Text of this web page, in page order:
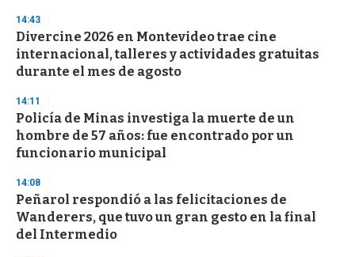
s
e
c
o
n
14:43
Divercine 2026 en Montevideo trae cine
internacional, talleres y actividades gratuitas
durante el mes de agosto
14:11
Policía de Minas investiga la muerte de un
hombre de 57 años: fue encontrado por un
funcionario municipal
14:08
Peñarol respondió a las felicitaciones de
Wanderers, que tuvo un gran gesto en la final
del Intermedio